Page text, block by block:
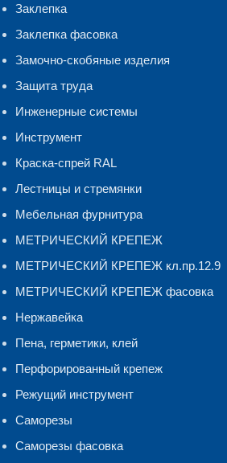
Заклепка
Заклепка фасовка
Замочно-скобяные изделия
Защита труда
Инженерные системы
Инструмент
Краска-спрей RAL
Лестницы и стремянки
Мебельная фурнитура
МЕТРИЧЕСКИЙ КРЕПЕЖ
МЕТРИЧЕСКИЙ КРЕПЕЖ кл.пр.12.9
МЕТРИЧЕСКИЙ КРЕПЕЖ фасовка
Нержавейка
Пена, герметики, клей
Перфорированный крепеж
Режущий инструмент
Саморезы
Саморезы фасовка